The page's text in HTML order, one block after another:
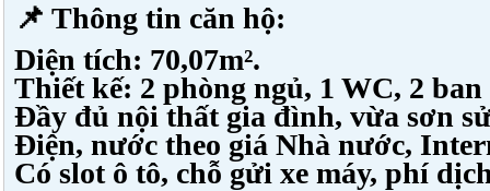
📌 Thông tin căn hộ:
Diện tích: 70,07m².
Thiết kế: 2 phòng ngủ, 1 WC, 2 ban
Đầy đủ nội thất gia đình, vừa sơn
Điện, nước theo giá Nhà nước,
Có slot ô tô, chỗ gửi xe máy, phí